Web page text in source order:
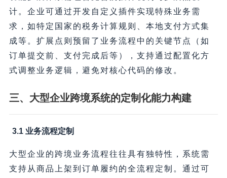
计。企业可通过开发自定义插件实现特殊业务需
求，如特定国家的税务计算规则、本地支付方式集
成等。扩展点则预留了业务流程中的关键节点（如
订单提交前、支付完成后等），支持通过配置化方
式调整业务逻辑，避免对核心代码的修改。
三、大型企业跨境系统的定制化能力构建
3.1 业务流程定制
大型企业的跨境业务流程往往具有独特性，系统需
支持从商品上架到订单履约的全流程定制。通过可